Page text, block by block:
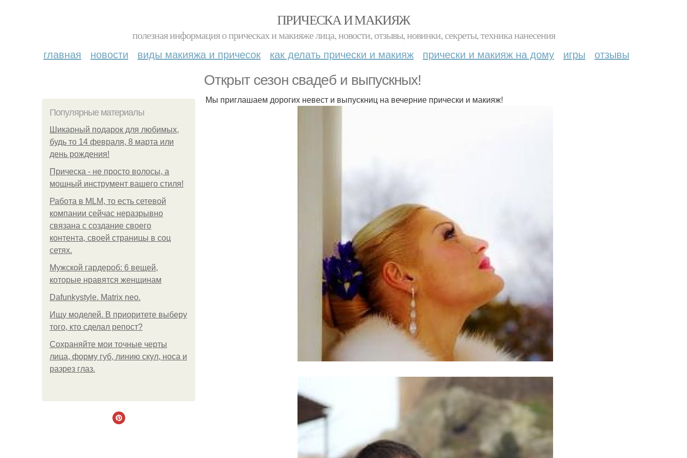
ПРИЧЕСКА И МАКИЯЖ
полезная информация о прическах и макияже лица, новости, отзывы, новинки, секреты, техника нанесения
главная новости виды макияжа и причесок как делать прически и макияж прически и макияж на дому игры отзывы
Открыт сезон свадеб и выпускных!
Популярные материалы
Шикарный подарок для любимых,
будь то 14 февраля, 8 марта или
день рождения!
Прическа - не просто волосы, а
мощный инструмент вашего стиля!
Работа в MLM, то есть сетевой
компании сейчас неразрывно
связана с создание своего
контента, своей страницы в соц
сетях.
Мужской гардероб: 6 вещей,
которые нравятся женщинам
Dafunkystyle. Matrix neo.
Ищу моделей. В приоритете выберу
того, кто сделал репост?
Сохраняйте мои точные черты
лица, форму губ, линию скул, носа и
разрез глаз.
Мы приглашаем дорогих невест и выпускниц на вечерние прически и макияж!